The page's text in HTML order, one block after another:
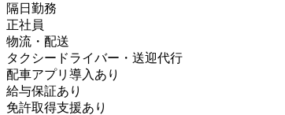
隔日勤務
正社員
物流・配送
タクシードライバー・送迎代行
配車アプリ導入あり
給与保証あり
免許取得支援あり